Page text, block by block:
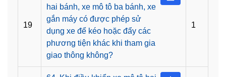
19
hai bánh, xe mô tô ba bánh, xe
gắn máy có được phép sử
dụng xe để kéo hoặc đẩy các
phương tiện khác khi tham gia
giao thông không?
1